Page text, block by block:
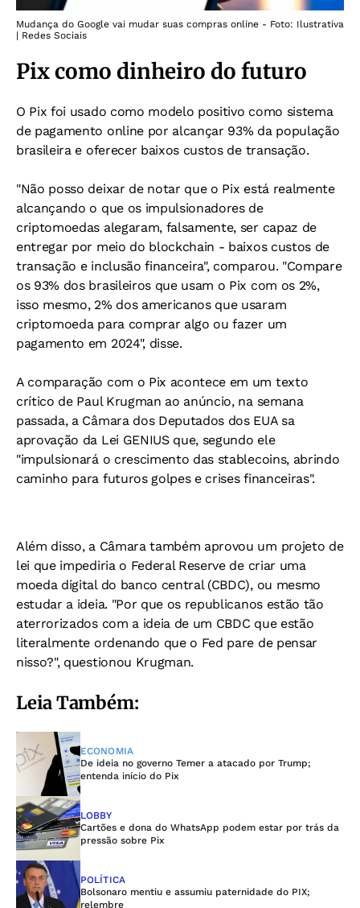
Mudança do Google vai mudar suas compras online - Foto: Ilustrativa
| Redes Sociais
Pix como dinheiro do futuro
O Pix foi usado como modelo positivo como sistema
de pagamento online por alcançar 93% da população
brasileira e oferecer baixos custos de transação.
"Não posso deixar de notar que o Pix está realmente
alcançando o que os impulsionadores de
criptomoedas alegaram, falsamente, ser capaz de
entregar por meio do blockchain - baixos custos de
transação e inclusão financeira", comparou. "Compare
os 93% dos brasileiros que usam o Pix com os 2%,
isso mesmo, 2% dos americanos que usaram
criptomoeda para comprar algo ou fazer um
pagamento em 2024", disse.
A comparação com o Pix acontece em um texto
crítico de Paul Krugman ao anúncio, na semana
passada, a Câmara dos Deputados dos EUA sa
aprovação da Lei GENIUS que, segundo ele
"impulsionará o crescimento das stablecoins, abrindo
caminho para futuros golpes e crises financeiras".
Além disso, a Câmara também aprovou um projeto de
lei que impediria o Federal Reserve de criar uma
moeda digital do banco central (CBDC), ou mesmo
estudar a ideia. "Por que os republicanos estão tão
aterrorizados com a ideia de um CBDC que estão
literalmente ordenando que o Fed pare de pensar
nisso?", questionou Krugman.
Leia Também:
ECONOMIA
De ideia no governo Temer a atacado por Trump;
entenda início do Pix
LOBBY
Cartões e dona do WhatsApp podem estar por trás da
pressão sobre Pix
POLÍTICA
Bolsonaro mentiu e assumiu paternidade do PIX;
relembre